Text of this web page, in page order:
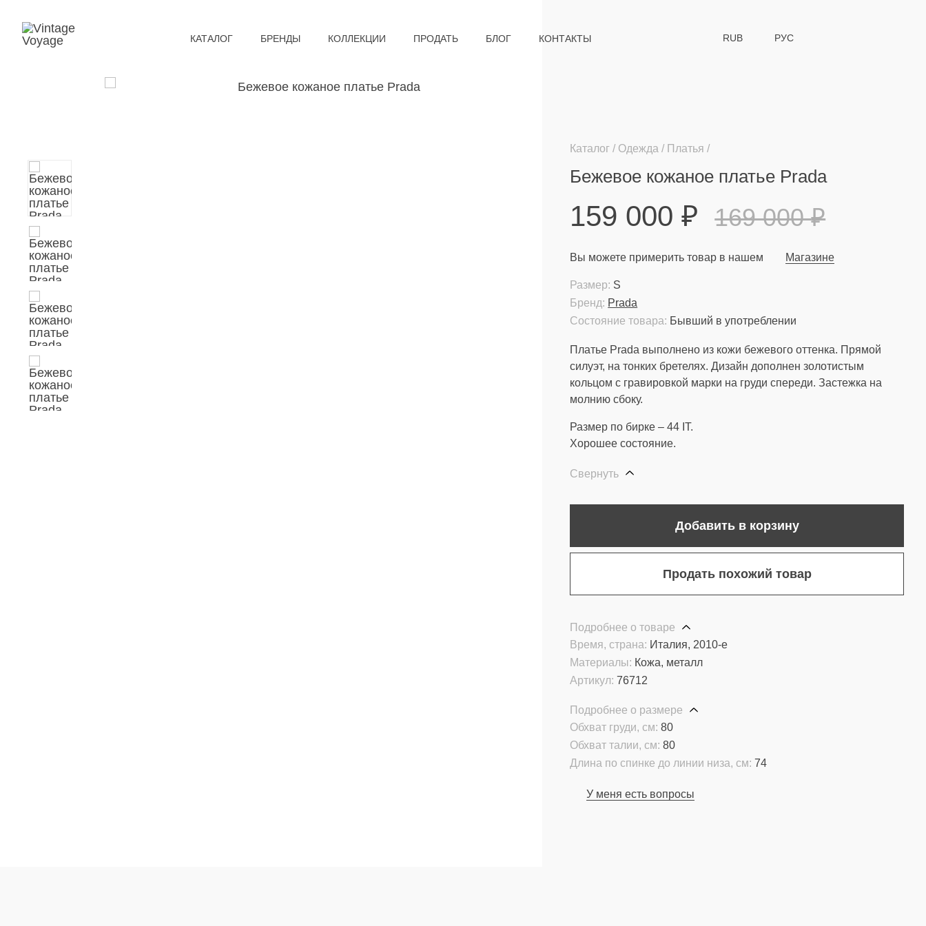
КАТАЛОГ БРЕНДЫ КОЛЛЕКЦИИ ПРОДАТЬ БЛОГ КОНТАКТЫ RUB РУС
Каталог Одежда Платья
Бежевое кожаное платье Prada
159 000₽ 169 000₽
Вы можете примерить товар в нашем Магазине
Состояние товара: Бывший в употреблении
Бренд: Prada
Размер: S
Платье Prada выполнено из кожи бежевого оттенка. Прямой
силуэт, на тонких бретелях. Дизайн дополнен золотистым
кольцом с гравировкой марки на груди спереди. Застежка на
молнию сбоку.
Размер по бирке – 44 IT.
Хорошее состояние.
Свернуть
Добавить в корзину
Продать похожий товар
Подробнее о товаре
Материалы: Кожа, металл
Время, страна: Италия, 2010-е
Артикул: 76712
Подробнее о размере
Длина по спинке до линии низа, см: 74
Обхват талии, см: 80
Обхват груди, см: 80
У меня есть вопросы